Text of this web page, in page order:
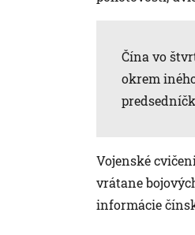
Čína vo
okrem
Vojenské
vrátane
informácie